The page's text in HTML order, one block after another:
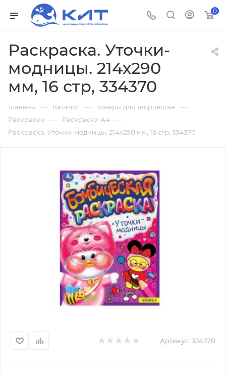
0
Раскраска. Уточки-
модницы. 214х290
мм, 16 стр, 334370
Главная — Каталог — Товары для творчества —
Раскраски — Раскраски А4 —
Раскраска. Уточки-модницы. 214х290 мм, 16 стр, 334370
Артикул: 334370